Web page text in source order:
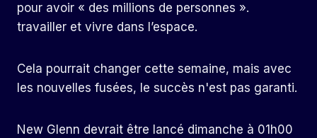
pour avoir « des millions de personnes ».
travailler et vivre dans l’espace.
Cela pourrait changer cette semaine, mais avec
les nouvelles fusées, le succès n'est pas garanti.
New Glenn devrait être lancé dimanche à 01h00